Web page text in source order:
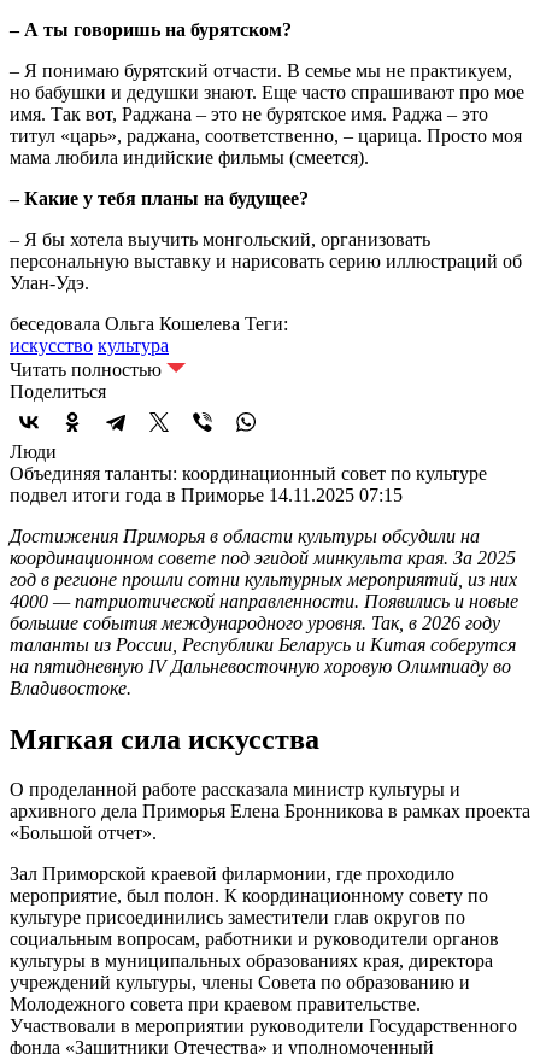
– А ты говоришь на бурятском?
– Я понимаю бурятский отчасти. В семье мы не практикуем,
но бабушки и дедушки знают. Еще часто спрашивают про мое
имя. Так вот, Раджана – это не бурятское имя. Раджа – это
титул «царь», раджана, соответственно, – царица. Просто моя
мама любила индийские фильмы (смеется).
– Какие у тебя планы на будущее?
– Я бы хотела выучить монгольский, организовать
персональную выставку и нарисовать серию иллюстраций об
Улан-Удэ.
беседовала Ольга Кошелева Теги:
искусство культура
Читать полностью
Поделиться
Люди
Объединяя таланты: координационный совет по культуре
подвел итоги года в Приморье 14.11.2025 07:15
Достижения Приморья в области культуры обсудили на
координационном совете под эгидой минкульта края. За 2025
год в регионе прошли сотни культурных мероприятий, из них
4000 — патриотической направленности. Появились и новые
большие события международного уровня. Так, в 2026 году
таланты из России, Республики Беларусь и Китая соберутся
на пятидневную IV Дальневосточную хоровую Олимпиаду во
Владивостоке.
Мягкая сила искусства
О проделанной работе рассказала министр культуры и
архивного дела Приморья Елена Бронникова в рамках проекта
«Большой отчет».
Зал Приморской краевой филармонии, где проходило
мероприятие, был полон. К координационному совету по
культуре присоединились заместители глав округов по
социальным вопросам, работники и руководители органов
культуры в муниципальных образованиях края, директора
учреждений культуры, члены Совета по образованию и
Молодежного совета при краевом правительстве.
Участвовали в мероприятии руководители Государственного
фонда «Защитники Отечества» и уполномоченный